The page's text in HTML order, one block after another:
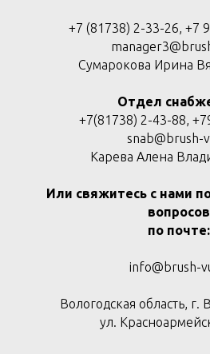
+7 (81738) 2-33-26, +7
Сумарокова Ирина
Отдел
+7(81738) 2-43-88,
snab@brush-
Карева Алена
Или свяжитесь с нами
вопросов
по почте:
info@brush-
Вологодская область, г.
ул.